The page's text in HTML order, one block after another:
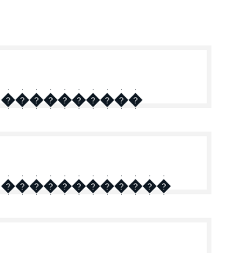
����������
������������